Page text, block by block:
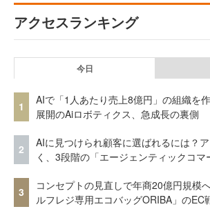
アクセスランキング
今日
1
AIで「1人あたり売上8億円」の組織を
展開のAiロボティクス、急成長の裏側
2
AIに見つけられ顧客に選ばれるには？
く、3段階の「エージェンティックコマ
3
コンセプトの見直しで年商20億円規
ルフレジ専用エコバッグORIBA」のEC